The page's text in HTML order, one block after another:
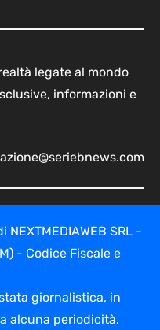
legate al mondo
informazioni e
SRL -
- Codice Fiscale e
giornalistica, in
alcuna periodicità.